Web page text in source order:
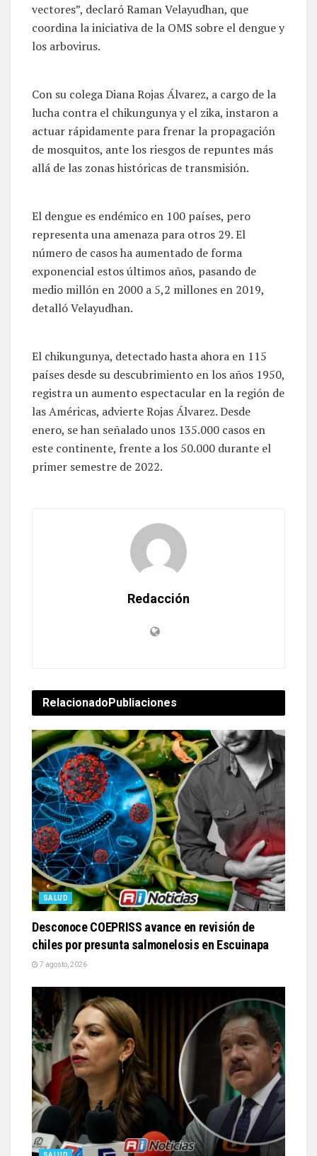
vectores”, declaró Raman Velayudhan, que
coordina la iniciativa de la OMS sobre el dengue y
los arbovirus.
Con su colega Diana Rojas Álvarez, a cargo de la
lucha contra el chikungunya y el zika, instaron a
actuar rápidamente para frenar la propagación
de mosquitos, ante los riesgos de repuntes más
allá de las zonas históricas de transmisión.
El dengue es endémico en 100 países, pero
representa una amenaza para otros 29. El
número de casos ha aumentado de forma
exponencial estos últimos años, pasando de
medio millón en 2000 a 5,2 millones en 2019,
detalló Velayudhan.
El chikungunya, detectado hasta ahora en 115
países desde su descubrimiento en los años 1950,
registra un aumento espectacular en la región de
las Américas, advierte Rojas Álvarez. Desde
enero, se han señalado unos 135.000 casos en
este continente, frente a los 50.000 durante el
primer semestre de 2022.
Redacción
Relacionado Publiaciones
SALUD
Desconoce COEPRISS avance en revisión de
chiles por presunta salmonelosis en Escuinapa
7 agosto, 2026